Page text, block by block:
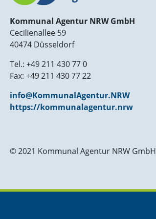
Kommunal Agentur NRW GmbH
Cecilienallee 59
40474 Düsseldorf
Tel.: +49 211 430 77 0
Fax: +49 211 430 77 22
info@KommunalAgentur.NRW
https://kommunalagentur.nrw
© 2021 Kommunal Agentur NRW GmbH